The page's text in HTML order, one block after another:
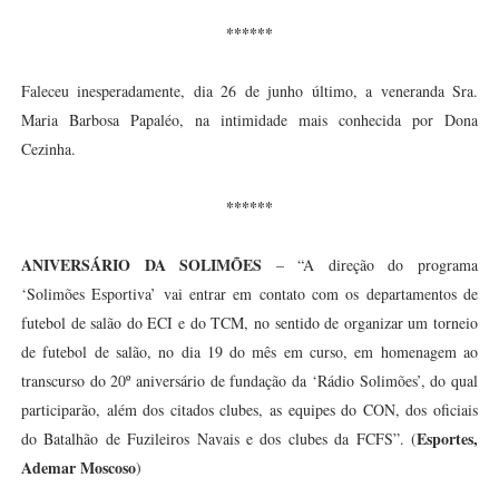
******
Faleceu inesperadamente, dia 26 de junho último, a veneranda Sra.
Maria Barbosa Papaléo, na intimidade mais conhecida por Dona
Cezinha.
******
ANIVERSÁRIO DA SOLIMÕES – “A direção do programa
‘Solimões Esportiva’ vai entrar em contato com os departamentos de
futebol de salão do ECI e do TCM, no sentido de organizar um torneio
de futebol de salão, no dia 19 do mês em curso, em homenagem ao
transcurso do 20º aniversário de fundação da ‘Rádio Solimões’, do qual
participarão, além dos citados clubes, as equipes do CON, dos oficiais
do Batalhão de Fuzileiros Navais e dos clubes da FCFS”. (Esportes,
Ademar Moscoso)